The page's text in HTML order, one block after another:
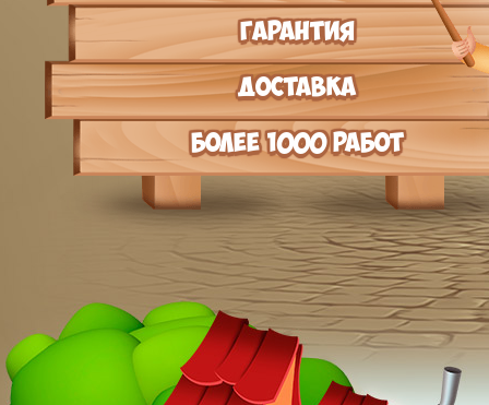
Гарантия
Доставка
более 1000 работ